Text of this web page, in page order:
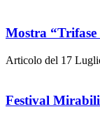
Mostra “Trifase
Articolo del 17
Festival